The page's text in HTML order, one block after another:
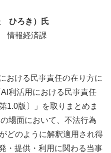
ひろき）氏
情報経済課
おける民事責任の在り方に
利活用における民事責任
1.0版〕」を取りまとめま
場面において、不法行為
どのように解釈適用され得
・提供・利用に関わる当事